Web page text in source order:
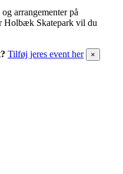
arrangementer på
Holbæk Skatepark vil du
Tilføj jeres event her ×